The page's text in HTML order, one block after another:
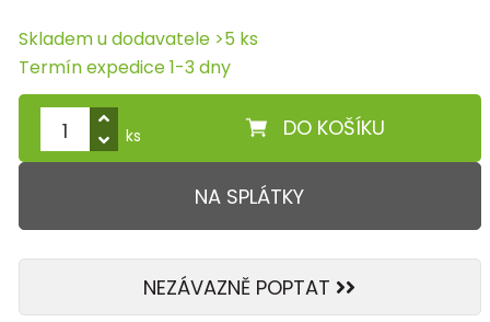
Skladem u dodavatele >5 ks
Termín expedice 1-3 dny
DO KOŠÍKU
ks
NA SPLÁTKY
NEZÁVAZNĚ POPTAT